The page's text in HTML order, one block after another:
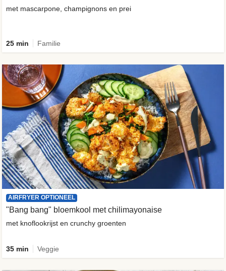
met mascarpone, champignons en prei
25 min Familie
AIRFRYER OPTIONEEL
"Bang bang" bloemkool met chilimayonaise
met knoflookrijst en crunchy groenten
35 min Veggie